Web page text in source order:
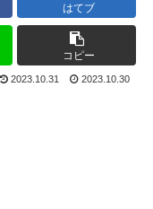
はてブ
コピー
2023.10.31 2023.10.30